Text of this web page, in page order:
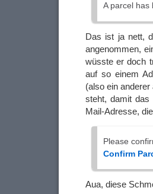
A parcel has
Das ist ja nett,
angenommen,
wüsste er doch
auf so einem
(also ein
steht, damit das
Mail-Adresse,
Please
Confirm
Aua, diese